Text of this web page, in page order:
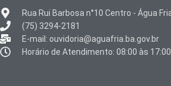
Rua Rui Barbosa n°10 Centro - Água
(75) 3294-2181
E-mail: ouvidoria@aguafria.ba.gov.br
Horário de Atendimento: 08:00 às 17:00